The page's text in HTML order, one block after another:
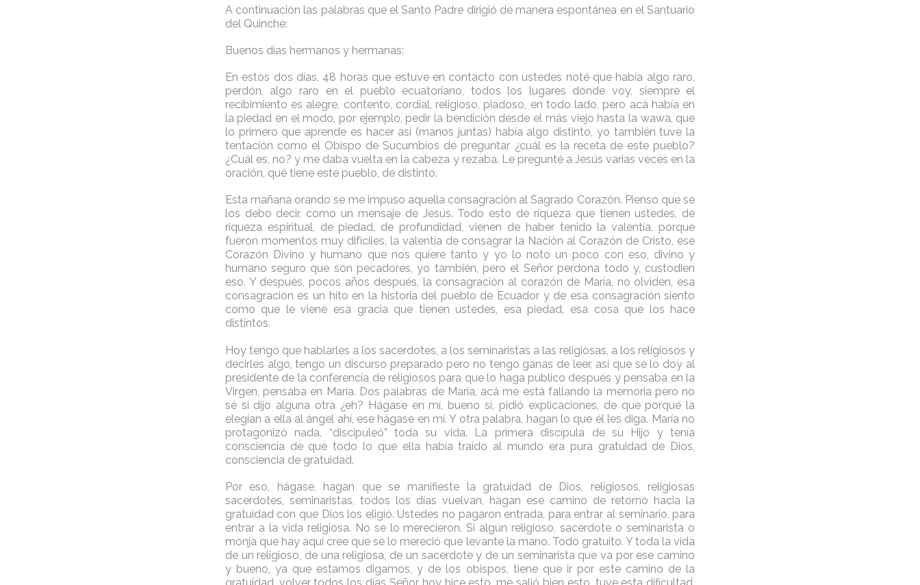
A continuación las palabras que el Santo Padre dirigió de manera espontánea en el Santuario
del Quinche:
Buenos días hermanos y hermanas:
En estos dos días, 48 horas que estuve en contacto con ustedes noté que había algo raro,
perdón, algo raro en el pueblo ecuatoriano, todos los lugares donde voy, siempre el
recibimiento es alegre, contento, cordial, religioso, piadoso, en todo lado, pero acá había en
la piedad en el modo, por ejemplo, pedir la bendición desde el más viejo hasta la wawa, que
lo primero que aprende es hacer así (manos juntas) había algo distinto, yo también tuve la
tentación como el Obispo de Sucumbíos de preguntar ¿cuál es la receta de este pueblo?
¿Cuál es, no? y me daba vuelta en la cabeza y rezaba. Le pregunté a Jesús varias veces en la
oración, qué tiene este pueblo, de distinto.
Esta mañana orando se me impuso aquella consagración al Sagrado Corazón. Pienso que se
los debo decir, como un mensaje de Jesús. Todo esto de riqueza que tienen ustedes, de
riqueza espiritual, de piedad, de profundidad, vienen de haber tenido la valentía, porque
fueron momentos muy difíciles, la valentía de consagrar la Nación al Corazón de Cristo, ese
Corazón Divino y humano que nos quiere tanto y yo lo noto un poco con eso, divino y
humano seguro que son pecadores, yo también, pero el Señor perdona todo y, custodien
eso. Y después, pocos años después, la consagración al corazón de María, no olviden, esa
consagración es un hito en la historia del pueblo de Ecuador y de esa consagración siento
como que le viene esa gracia que tienen ustedes, esa piedad, esa cosa que los hace
distintos.
Hoy tengo que hablarles a los sacerdotes, a los seminaristas a las religiosas, a los religiosos y
decirles algo, tengo un discurso preparado pero no tengo ganas de leer, así que se lo doy al
presidente de la conferencia de religiosos para que lo haga público después y pensaba en la
Virgen, pensaba en María. Dos palabras de María, acá me está fallando la memoria pero no
sé si dijo alguna otra ¿eh? Hágase en mí, bueno sí, pidió explicaciones, de que porqué la
elegían a ella al ángel ahí, ese hágase en mí. Y otra palabra, hagan lo que él les diga. María no
protagonizó nada, “discipuleó” toda su vida. La primera discípula de su Hijo y tenía
consciencia de que todo lo que ella había traído al mundo era pura gratuidad de Dios,
consciencia de gratuidad.
Por eso, hágase, hagan que se manifieste la gratuidad de Dios, religiosos, religiosas
sacerdotes, seminaristas, todos los días vuelvan, hagan ese camino de retorno hacia la
gratuidad con que Dios los eligió. Ustedes no pagaron entrada, para entrar al seminario, para
entrar a la vida religiosa. No se lo merecieron. Si algún religioso, sacerdote o seminarista o
monja que hay aquí cree que se lo mereció que levante la mano. Todo gratuito. Y toda la vida
de un religioso, de una religiosa, de un sacerdote y de un seminarista que va por ese camino
y bueno, ya que estamos digamos, y de los obispos, tiene que ir por este camino de la